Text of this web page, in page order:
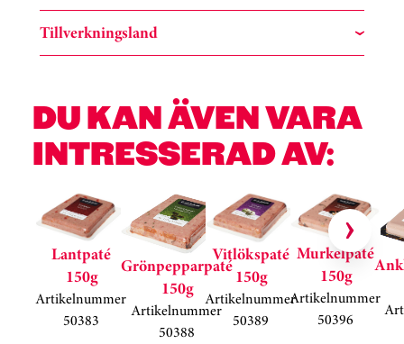
Tillverkningsland
DU KAN ÄVEN VARA
INTRESSERAD AV:
Hoppa över kortkarusell
Lantpaté
150g
Artikelnummer
50383
Grönpepparpaté
150g
Artikelnummer
50388
Vitlökspaté
150g
Artikelnummer
50389
Murkelpaté
150g
Artikelnummer
50396